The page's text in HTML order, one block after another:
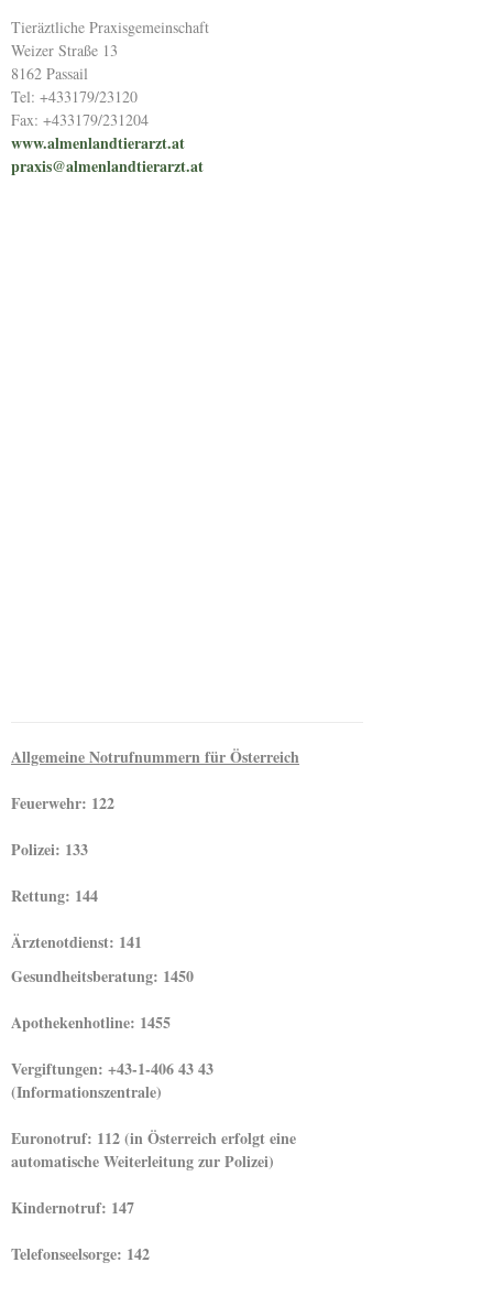
Tieräztliche Praxisgemeinschaft
Weizer Straße 13
8162 Passail
Tel: +433179/23120
Fax: +433179/231204
www.almenlandtierarzt.at
praxis@almenlandtierarzt.at
Allgemeine Notrufnummern für Österreich
Feuerwehr: 122
Polizei: 133
Rettung: 144
Ärztenotdienst: 141
Gesundheitsberatung: 1450
Apothekenhotline: 1455
Vergiftungen: +43-1-406 43 43
(Informationszentrale)
Euronotruf: 112 (in Österreich erfolgt eine
automatische Weiterleitung zur Polizei)
Kindernotruf: 147
Telefonseelsorge: 142